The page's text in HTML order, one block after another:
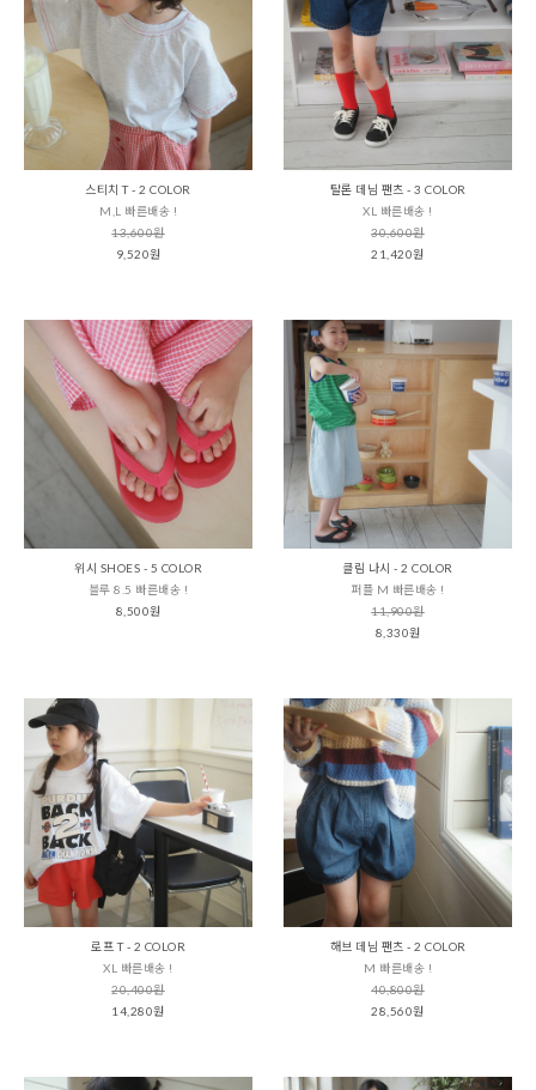
스티치 T - 2 COLOR
M,L 빠른배송 !
13,600원
9,520원
탈론 데님 팬츠 - 3 COLOR
XL 빠른배송 !
30,600원
21,420원
위시 SHOES - 5 COLOR
블루 8.5 빠른배송 !
8,500원
클림 나시 - 2 COLOR
퍼플 M 빠른배송 !
11,900원
8,330원
로프 T - 2 COLOR
XL 빠른배송 !
20,400원
14,280원
해브 데님 팬츠 - 2 COLOR
M 빠른배송 !
40,800원
28,560원